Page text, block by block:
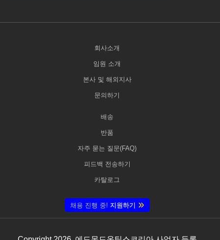
회사소개
임원 소개
본사 및 해외지사
문의하기
배송
반품
자주 묻는 질문(FAQ)
피드백 전송하기
카탈로그
채용 진행 중! 지원하기